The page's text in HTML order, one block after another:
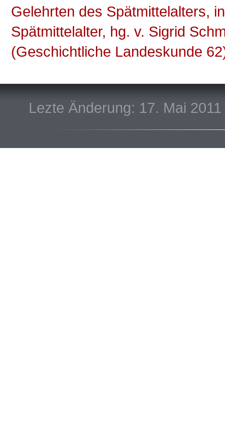
Gelehrten des Spätmittelalters,
Spätmittelalter, hg. v. Sigrid
(Geschichtliche Landeskunde
Lezte Änderung: 17. Mai